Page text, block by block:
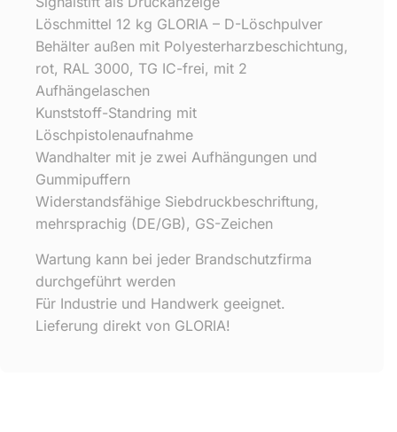
Löschmittel 12 kg GLORIA – D-Löschpulver
Behälter außen mit Polyesterharzbeschichtung,
rot, RAL 3000, TG IC-frei, mit 2
Aufhängelaschen
Kunststoff-Standring mit
Löschpistolenaufnahme
Wandhalter mit je zwei Aufhängungen und
Gummipuffern
Widerstandsfähige Siebdruckbeschriftung,
mehrsprachig (DE/GB), GS-Zeichen
Wartung kann bei jeder Brandschutzfirma
durchgeführt werden
Für Industrie und Handwerk geeignet.
Lieferung direkt von GLORIA!